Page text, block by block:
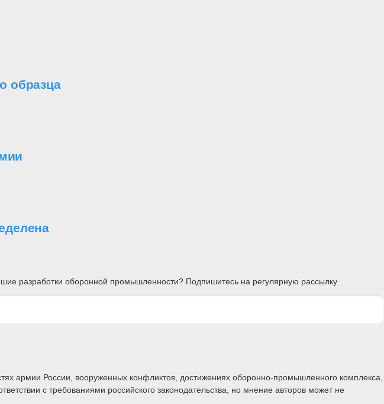
образца
разработки оборонной промышленности? Подпишитесь на регулярную рассылку
армии России, вооруженных конфликтов, достижениях оборонно-промышленного комплекса,
с требованиями российского законодательства, но мнение авторов может не